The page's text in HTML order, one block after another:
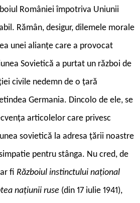
României împotriva Uniunii
Rămân, desigur, dilemele morale
unei alianțe care a provocat
Sovietică a purtat un război de
civile nedemn de o țară
Germania. Dincolo de ele, se
articolelor care privesc
sovietică la adresa țării noastre
pentru stânga. Nu cred, de
fi Războiul instinctului național
națiunii ruse (din 17 iulie 1941),